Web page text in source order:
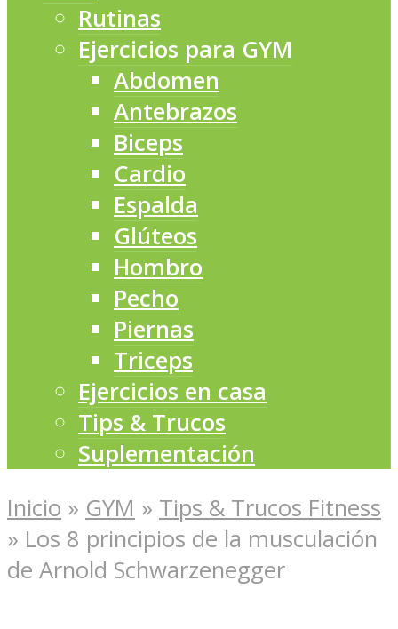
Rutinas
Ejercicios para GYM
Abdomen
Antebrazos
Biceps
Cardio
Espalda
Glúteos
Hombro
Pecho
Piernas
Triceps
Ejercicios en casa
Tips & Trucos
Suplementación
Inicio » GYM » Tips & Trucos Fitness
» Los 8 principios de la musculación
de Arnold Schwarzenegger